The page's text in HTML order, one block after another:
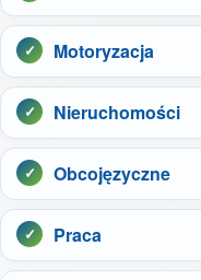
Motoryzacja
Nieruchomości
Obcojęzyczne
Praca